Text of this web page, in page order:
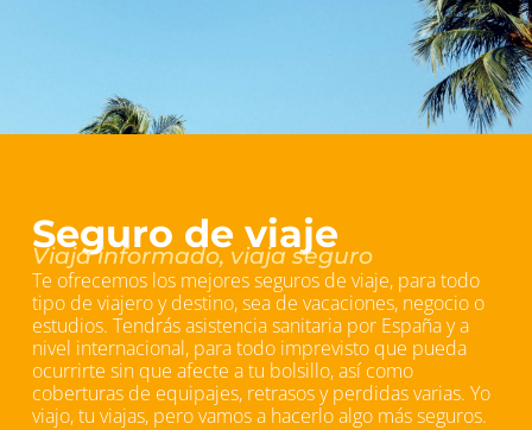
Seguro de viaje
Viaja informado, viaja seguro
Te ofrecemos los mejores seguros de viaje, para todo
tipo de viajero y destino, sea de vacaciones, negocio o
estudios. Tendrás asistencia sanitaria por España y a
nivel internacional, para todo imprevisto que pueda
ocurrirte sin que afecte a tu bolsillo, así como
coberturas de equipajes, retrasos y perdidas varias. Yo
viajo, tu viajas, pero vamos a hacerlo algo más seguros.